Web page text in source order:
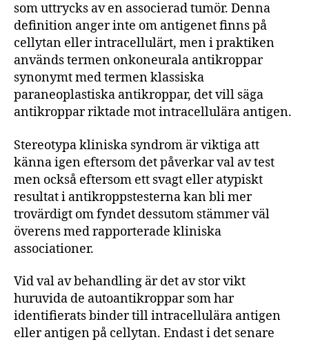
som uttrycks av en associerad tumör. Denna
definition anger inte om antigenet finns på
cellytan eller intracellulärt, men i praktiken
används termen onkoneurala antikroppar
synonymt med termen klassiska
paraneoplastiska antikroppar, det vill säga
antikroppar riktade mot intracellulära antigen.
Stereotypa kliniska syndrom är viktiga att
känna igen eftersom det påverkar val av test
men också eftersom ett svagt eller atypiskt
resultat i antikroppstesterna kan bli mer
trovärdigt om fyndet dessutom stämmer väl
överens med rapporterade kliniska
associationer.
Vid val av behandling är det av stor vikt
huruvida de autoantikroppar som har
identifierats binder till intracellulära antigen
eller antigen på cellytan. Endast i det senare